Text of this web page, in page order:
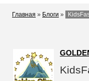
Главная » Блоги »